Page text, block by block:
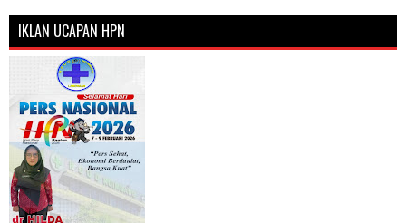
IKLAN UCAPAN HPN